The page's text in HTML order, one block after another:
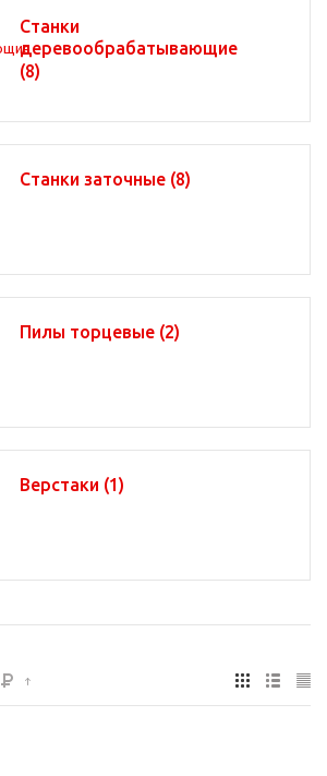
Станки
деревообрабатывающие
(8)
Станки заточные (8)
Пилы торцевые (2)
Верстаки (1)